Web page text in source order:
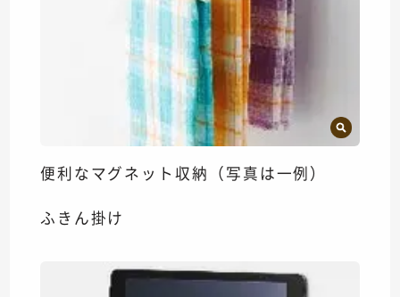
便利なマグネット収納（写真は一例）
ふきん掛け